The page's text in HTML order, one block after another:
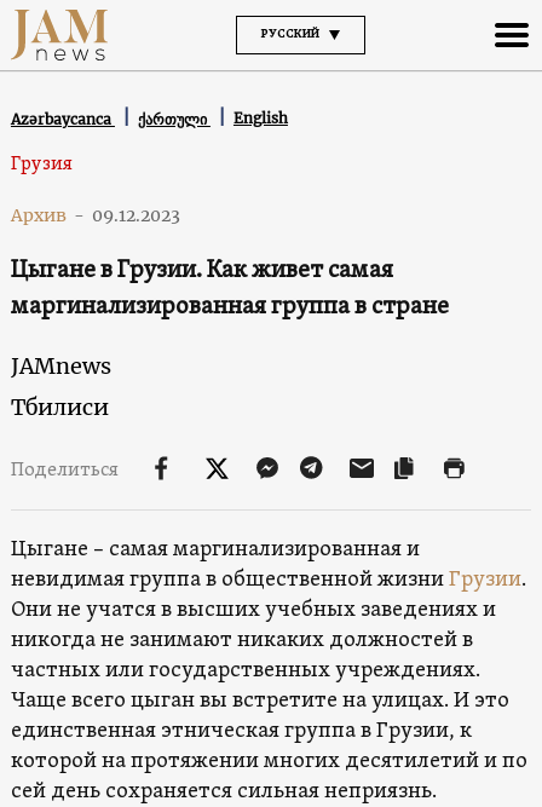
РУССКИЙ
Azərbaycanca ქართული English
Грузия
Архив - 09.12.2023
Цыгане в Грузии. Как живет самая
маргинализированная группа в стране
JAMnews
Тбилиси
Поделиться
Цыгане – самая маргинализированная и
невидимая группа в общественной жизниГрузии.
Они не учатся в высших учебных заведениях и
никогда не занимают никаких должностей в
частных или государственных учреждениях.
Чаще всего цыган вы встретите на улицах. И это
единственная этническая группа в Грузии, к
которой на протяжении многих десятилетий и по
сей день сохраняется сильная неприязнь.